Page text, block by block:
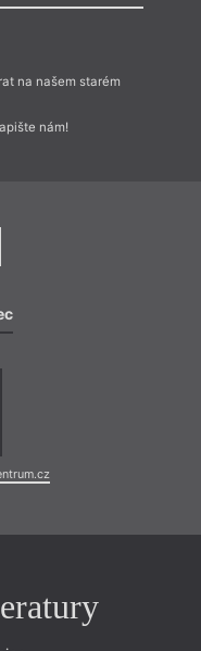
na našem starém
nám!